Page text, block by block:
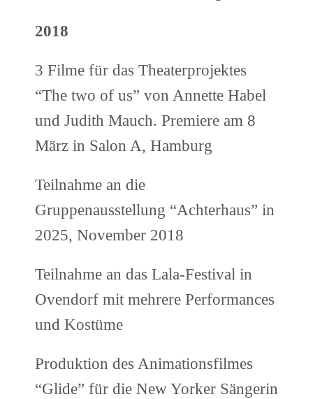
2018
3 Filme für das Theaterprojektes
“The two of us” von Annette Habel
und Judith Mauch. Premiere am 8
März in Salon A, Hamburg
Teilnahme an die
Gruppenausstellung “Achterhaus” in
2025, November 2018
Teilnahme an das Lala-Festival in
Ovendorf mit mehrere Performances
und Kostüme
Produktion des Animationsfilmes
“Glide” für die New Yorker Sängerin